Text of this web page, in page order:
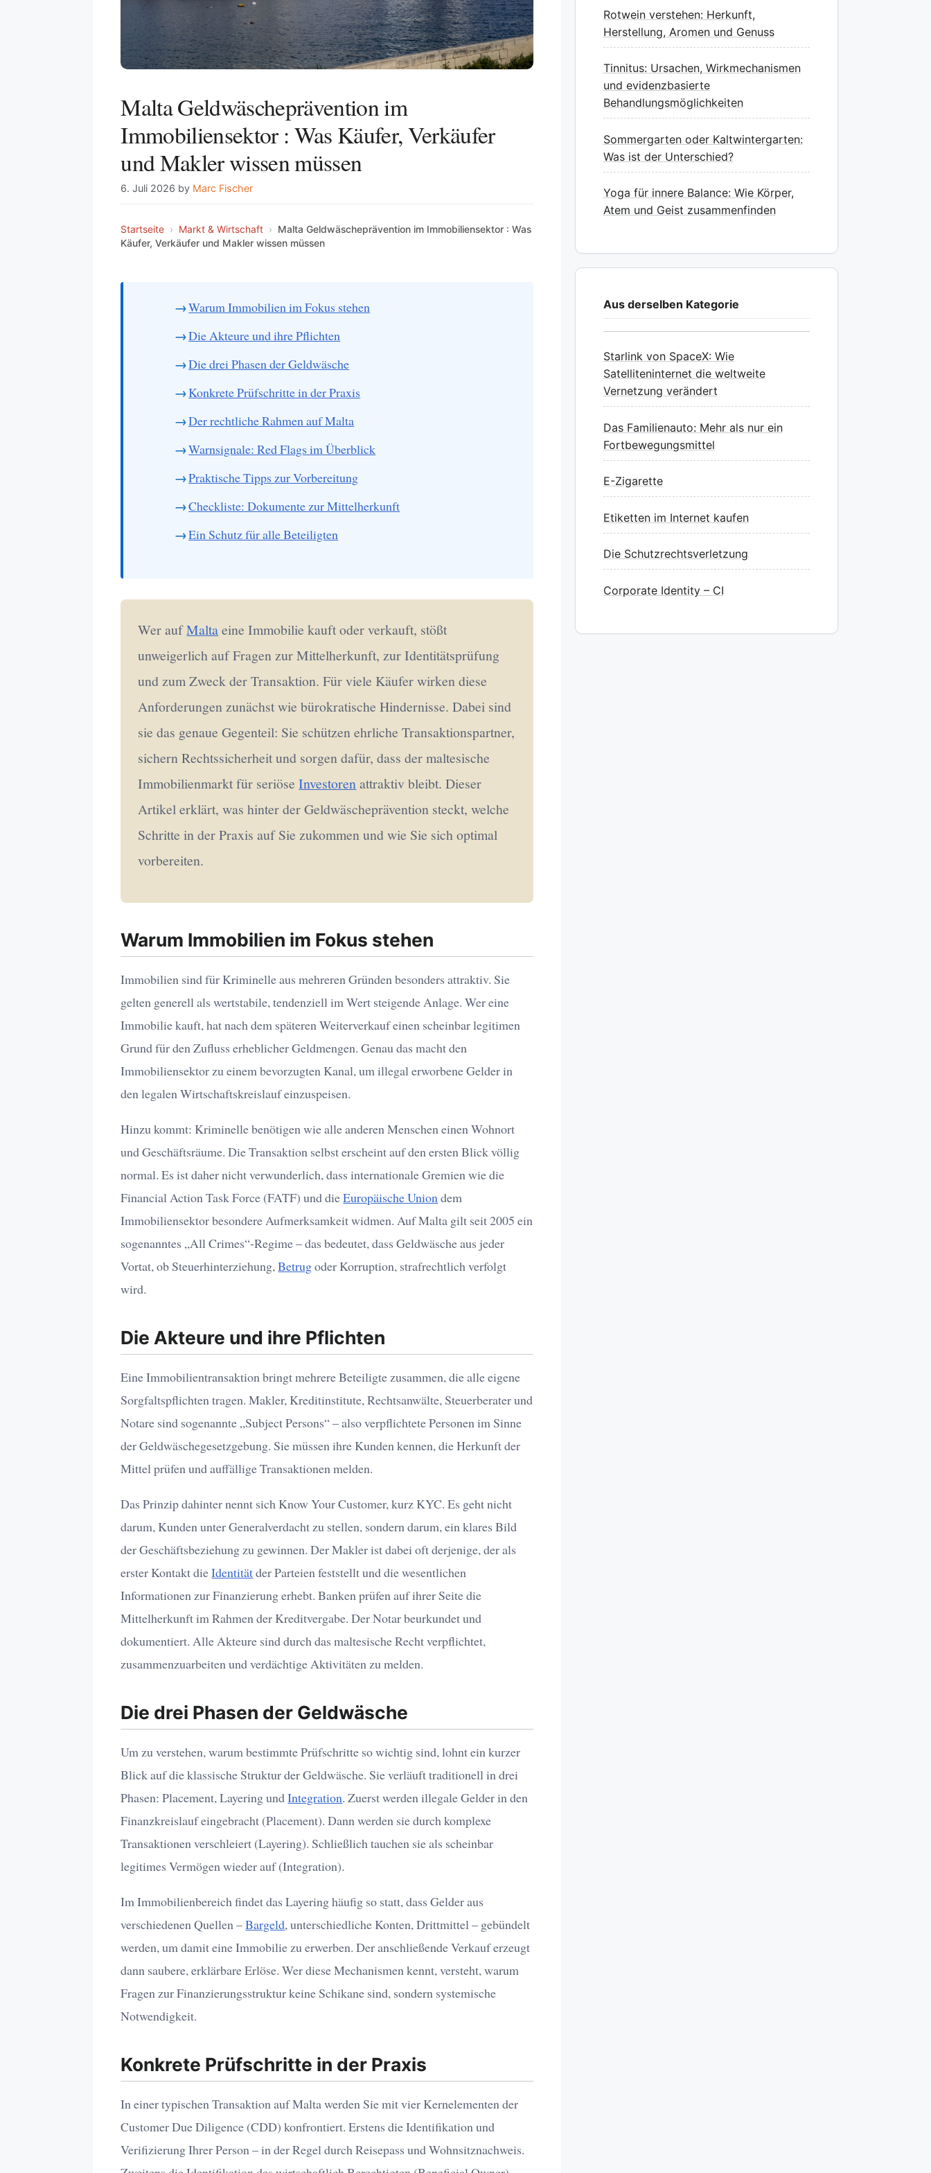
Malta Geldwäscheprävention im
Immobiliensektor : Was Käufer, Verkäufer
und Makler wissen müssen
6. Juli 2026 by Marc Fischer
Startseite › Markt & Wirtschaft › Malta Geldwäscheprävention im Immobiliensektor : Was
Käufer, Verkäufer und Makler wissen müssen
Warum Immobilien im Fokus stehen
Die Akteure und ihre Pflichten
Die drei Phasen der Geldwäsche
Konkrete Prüfschritte in der Praxis
Der rechtliche Rahmen auf Malta
Warnsignale: Red Flags im Überblick
Praktische Tipps zur Vorbereitung
Checkliste: Dokumente zur Mittelherkunft
Ein Schutz für alle Beteiligten
Wer aufMaltaeine Immobilie kauft oder verkauft, stößt
unweigerlich auf Fragen zur Mittelherkunft, zur Identitätsprüfung
und zum Zweck der Transaktion. Für viele Käufer wirken diese
Anforderungen zunächst wie bürokratische Hindernisse. Dabei sind
sie das genaue Gegenteil: Sie schützen ehrliche Transaktionspartner,
sichern Rechtssicherheit und sorgen dafür, dass der maltesische
Immobilienmarkt für seriöseInvestorenattraktiv bleibt. Dieser
Artikel erklärt, was hinter der Geldwäscheprävention steckt, welche
Schritte in der Praxis auf Sie zukommen und wie Sie sich optimal
vorbereiten.
Warum Immobilien im Fokus stehen
Immobilien sind für Kriminelle aus mehreren Gründen besonders attraktiv. Sie
gelten generell als wertstabile, tendenziell im Wert steigende Anlage. Wer eine
Immobilie kauft, hat nach dem späteren Weiterverkauf einen scheinbar legitimen
Grund für den Zufluss erheblicher Geldmengen. Genau das macht den
Immobiliensektor zu einem bevorzugten Kanal, um illegal erworbene Gelder in
den legalen Wirtschaftskreislauf einzuspeisen.
Hinzu kommt: Kriminelle benötigen wie alle anderen Menschen einen Wohnort
und Geschäftsräume. Die Transaktion selbst erscheint auf den ersten Blick völlig
normal. Es ist daher nicht verwunderlich, dass internationale Gremien wie die
Financial Action Task Force (FATF) und dieEuropäische Union dem
Immobiliensektor besondere Aufmerksamkeit widmen. Auf Malta gilt seit 2005 ein
sogenanntes „All Crimes“-Regime – das bedeutet, dass Geldwäsche aus jeder
Vortat, ob Steuerhinterziehung,Betrugoder Korruption, strafrechtlich verfolgt
wird.
Die Akteure und ihre Pflichten
Eine Immobilientransaktion bringt mehrere Beteiligte zusammen, die alle eigene
Sorgfaltspflichten tragen. Makler, Kreditinstitute, Rechtsanwälte, Steuerberater und
Notare sind sogenannte „Subject Persons“ – also verpflichtete Personen im Sinne
der Geldwäschegesetzgebung. Sie müssen ihre Kunden kennen, die Herkunft der
Mittel prüfen und auffällige Transaktionen melden.
Das Prinzip dahinter nennt sich Know Your Customer, kurz KYC. Es geht nicht
darum, Kunden unter Generalverdacht zu stellen, sondern darum, ein klares Bild
der Geschäftsbeziehung zu gewinnen. Der Makler ist dabei oft derjenige, der als
erster Kontakt dieIdentitätder Parteien feststellt und die wesentlichen
Informationen zur Finanzierung erhebt. Banken prüfen auf ihrer Seite die
Mittelherkunft im Rahmen der Kreditvergabe. Der Notar beurkundet und
dokumentiert. Alle Akteure sind durch das maltesische Recht verpflichtet,
zusammenzuarbeiten und verdächtige Aktivitäten zu melden.
Die drei Phasen der Geldwäsche
Um zu verstehen, warum bestimmte Prüfschritte so wichtig sind, lohnt ein kurzer
Blick auf die klassische Struktur der Geldwäsche. Sie verläuft traditionell in drei
Phasen: Placement, Layering undIntegration. Zuerst werden illegale Gelder in den
Finanzkreislauf eingebracht (Placement). Dann werden sie durch komplexe
Transaktionen verschleiert (Layering). Schließlich tauchen sie als scheinbar
legitimes Vermögen wieder auf (Integration).
Im Immobilienbereich findet das Layering häufig so statt, dass Gelder aus
verschiedenen Quellen –Bargeld, unterschiedliche Konten, Drittmittel – gebündelt
werden, um damit eine Immobilie zu erwerben. Der anschließende Verkauf erzeugt
dann saubere, erklärbare Erlöse. Wer diese Mechanismen kennt, versteht, warum
Fragen zur Finanzierungsstruktur keine Schikane sind, sondern systemische
Notwendigkeit.
Konkrete Prüfschritte in der Praxis
In einer typischen Transaktion auf Malta werden Sie mit vier Kernelementen der
Customer Due Diligence (CDD) konfrontiert. Erstens die Identifikation und
Verifizierung Ihrer Person – in der Regel durch Reisepass und Wohnsitznachweis.
Rotwein verstehen: Herkunft,
Herstellung, Aromen und Genuss
Tinnitus: Ursachen, Wirkmechanismen
und evidenzbasierte
Behandlungsmöglichkeiten
Sommergarten oder Kaltwintergarten:
Was ist der Unterschied?
Yoga für innere Balance: Wie Körper,
Atem und Geist zusammenfinden
Aus derselben Kategorie
Starlink von SpaceX: Wie
Satelliteninternet die weltweite
Vernetzung verändert
Das Familienauto: Mehr als nur ein
Fortbewegungsmittel
E-Zigarette
Etiketten im Internet kaufen
Die Schutzrechtsverletzung
Corporate Identity – CI